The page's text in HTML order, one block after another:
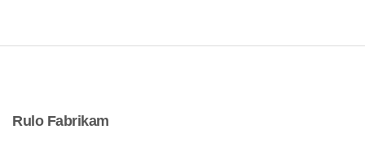
Rulo Fabrikam